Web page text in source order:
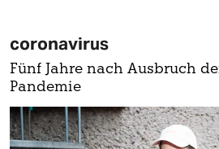
coronavirus
Fünf Jahre nach Ausbruch
Pandemie